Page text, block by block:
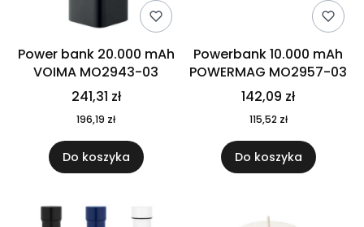
Power bank 20.000 mAh
VOIMA MO2943-03
241,31 zł
196,19 zł
Do koszyka
Powerbank 10.000 mAh
POWERMAG MO2957-03
142,09 zł
115,52 zł
Do koszyka